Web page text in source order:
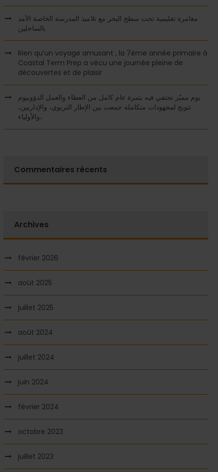
مغامرة تعليمية تحت سطح البحر مع تلاميذ المدرسة الخاصة الأمد
بالساحلين
Rien qu’un voyage amusant , la 7ème année primaire à
Coastal Term Prep a vécu une journée pleine de
découvertes et de plaisir
يوم مميّز نحتفي فيه بثمرة عام كامل من العطاء والعمل الدؤوبيوم
تتويج لمجهودات متكاملة جمعت بين الإطار التربوي، والإداريين،
والأولياء،
Commentaires récents
Archives
février 2026
août 2025
juillet 2025
août 2024
juillet 2024
juin 2024
février 2024
octobre 2023
juillet 2023